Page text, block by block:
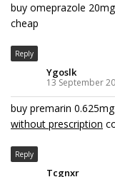
buy omeprazole
cheap
Reply
Ygoslk
13 September
buy premarin
without prescription
Reply
Tcgnxr